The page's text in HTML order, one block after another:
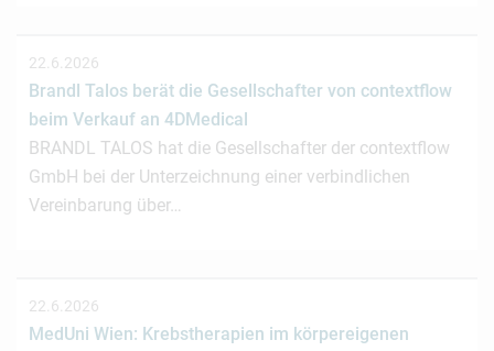
22.6.2026
Brandl Talos berät die Gesellschafter von contextflow
beim Verkauf an 4DMedical
BRANDL TALOS hat die Gesellschafter der contextflow
GmbH bei der Unterzeichnung einer verbindlichen
Vereinbarung über…
22.6.2026
MedUni Wien: Krebstherapien im körpereigenen